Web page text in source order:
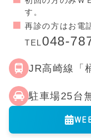
す。
再診の方はお電
TEL 048-
JR高崎線「
駐車場25台